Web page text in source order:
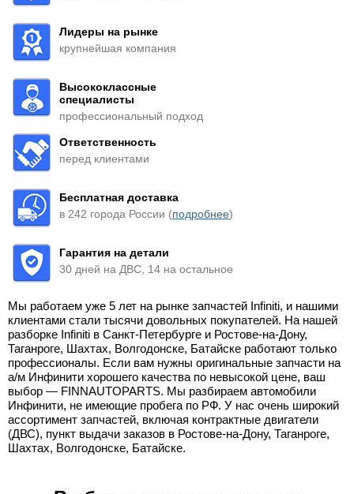
Лидеры на рынке
крупнейшая компания
Высококлассные
специалисты
профессиональный подход
Ответственность
перед клиентами
Бесплатная доставка
в 242 города России (подробнее)
Гарантия на детали
30 дней на ДВС, 14 на остальное
Мы работаем уже 5 лет на рынке запчастей Infiniti, и нашими
клиентами стали тысячи довольных покупателей. На нашей
разборке Infiniti в Санкт-Петербурге и Ростове-на-Дону,
Таганроге, Шахтах, Волгодонске, Батайске работают только
профессионалы. Если вам нужны оригинальные запчасти на
а/м Инфинити хорошего качества по невысокой цене, ваш
выбор — FINNAUTOPARTS. Мы разбираем автомобили
Инфинити, не имеющие пробега по РФ. У нас очень широкий
ассортимент запчастей, включая контрактные двигатели
(ДВС), пункт выдачи заказов в Ростове-на-Дону, Таганроге,
Шахтах, Волгодонске, Батайске.